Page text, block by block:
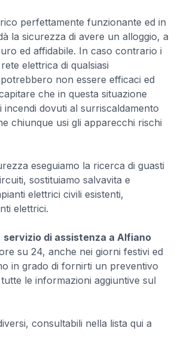
perfettamente funzionante ed in
la sicurezza di avere un alloggio, a
ed affidabile. In caso contrario i
elettrica di qualsiasi
non essere efficaci ed
che in questa situazione
incendi dovuti al surriscaldamento
chiunque usi gli apparecchi rischi
eseguiamo la ricerca di guasti
sostituiamo salvavita e
elettrici civili esistenti,
elettrici.
servizio di assistenza a Alfiano
su 24, anche nei giorni festivi ed
in grado di fornirti un preventivo
le informazioni aggiuntive sul
consultabili nella lista qui a